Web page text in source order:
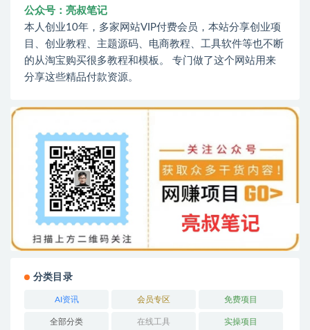
公众号：亮叔笔记
本人创业10年，多家网站VIP付费会员，本站分享创业项
目、创业教程、主题源码、电商教程、工具软件等也不断
的从淘宝购买很多教程和模板。 专门做了这个网站用来
分享这些精品付款资源。
分类目录
AI资讯 会员专区 免费项目
全部分类 在线工具 实操项目